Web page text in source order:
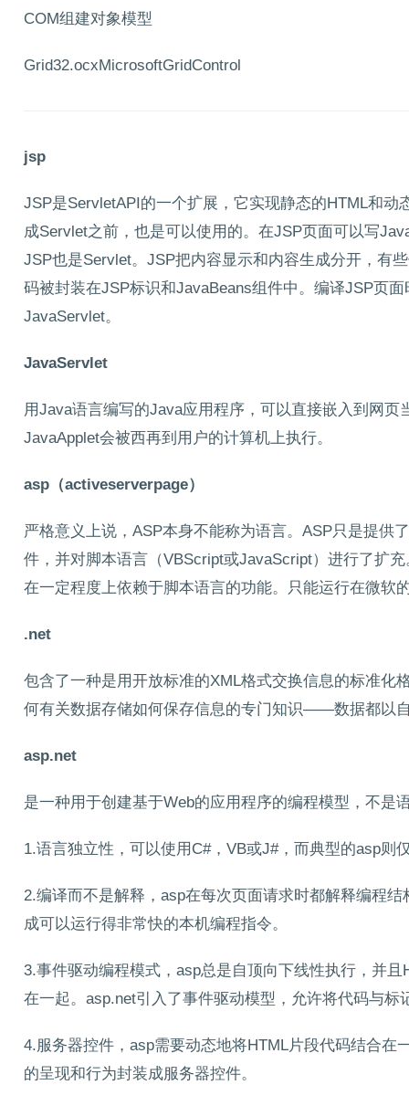
COM组建对象模型
Grid32.ocxMicrosoftGridControl
jsp
JSP是ServletAPI的一个扩展，它实现静态的HTML和动
成Servlet之前，也是可以使用的。在JSP页面可以写
JSP也是Servlet。JSP把内容显示和内容生成分开，有
码被封装在JSP标识和JavaBeans组件中。编译JSP页
JavaServlet。
JavaServlet
用Java语言编写的Java应用程序，可以直接嵌入到网页
JavaApplet会被西再到用户的计算机上执行。
asp（activeserverpage）
严格意义上说，ASP本身不能称为语言。ASP只是提供
件，并对脚本语言（VBScript或JavaScript）进行了扩
在一定程度上依赖于脚本语言的功能。只能运行在微软
.net
包含了一种是用开放标准的XML格式交换信息的标准化
何有关数据存储如何保存信息的专门知识——数据都以
asp.net
是一种用于创建基于Web的应用程序的编程模型，不是
1.语言独立性，可以使用C#，VB或J#，而典型的asp则
2.编译而不是解释，asp在每次页面请求时都解释编程
成可以运行得非常快的本机编程指令。
3.事件驱动编程模式，asp总是自顶向下线性执行，并
在一起。asp.net引入了事件驱动模型，允许将代码与标
4.服务器控件，asp需要动态地将HTML片段代码结合在
的呈现和行为封装成服务器控件。